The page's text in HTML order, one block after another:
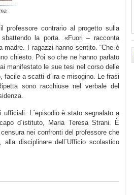
professore contrario al progetto sulla
la porta. «Fuori – racconta
madre. I ragazzi hanno sentito. “Che è
chiesto. Poi so che ne hanno parlato
manifestato le sue tesi nel corso delle
facile a scatti d´ira e misogino. Le frasi
sono racchiuse nel verbale del
L´episodio è stato segnalato a
d´istituto, Maria Teresa Strani. È
nei confronti del professore che
alla disciplinare dell´Ufficio scolastico